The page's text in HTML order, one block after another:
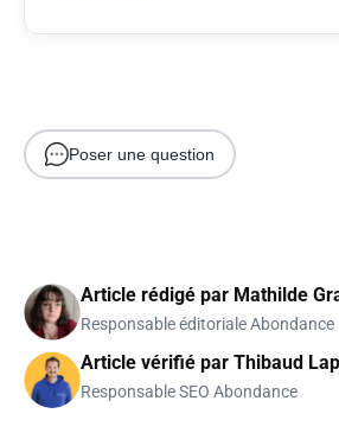
Poser une question
Article rédigé par Mathilde
Responsable éditoriale Abondance
Article vérifié par Thibaud
Responsable SEO Abondance